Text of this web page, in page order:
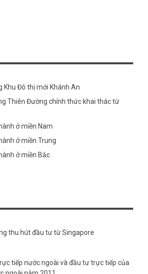
Khu Đô thị mới Khánh An
Thiên Đường chính thức khai thác từ
ở miền Nam
ở miền Trung
ở miền Bắc
thu hút đầu tư từ Singapore
tiếp nước ngoài và đầu tư trực tiếp của